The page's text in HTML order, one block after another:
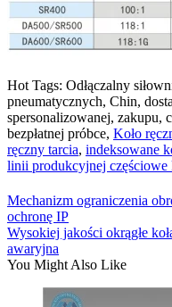
Hot Tags: Odłączalny
pneumatycznych, Chin,
spersonalizowanej, zakupu,
bezpłatnej próbce, Koło
ręczny tarcia, indeksowane
linii produkcyjnej częściowe
Mechanizm ograniczenia
ochronę IP
Wysokiej jakości okrągłe
awaryjna
You Might Also Like